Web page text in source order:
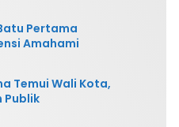
Pertama
Amahami
Temui Wali Kota,
Publik